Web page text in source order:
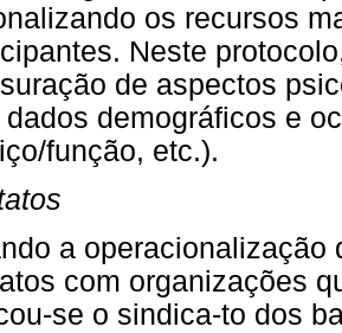
os recursos
Neste
de aspectos
dados demográficos e
função, etc.).
a operacionalização
com organizações
se o sindica-to dos